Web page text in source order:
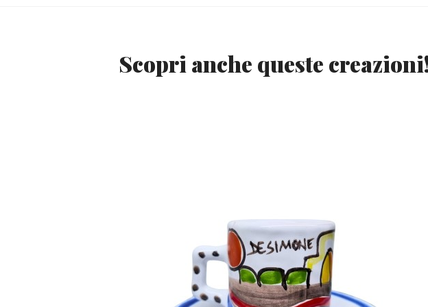
Scopri anche queste